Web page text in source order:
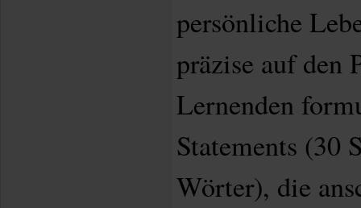
persönliche
präzise auf den
Lernenden
Statements (30
Wörter), die